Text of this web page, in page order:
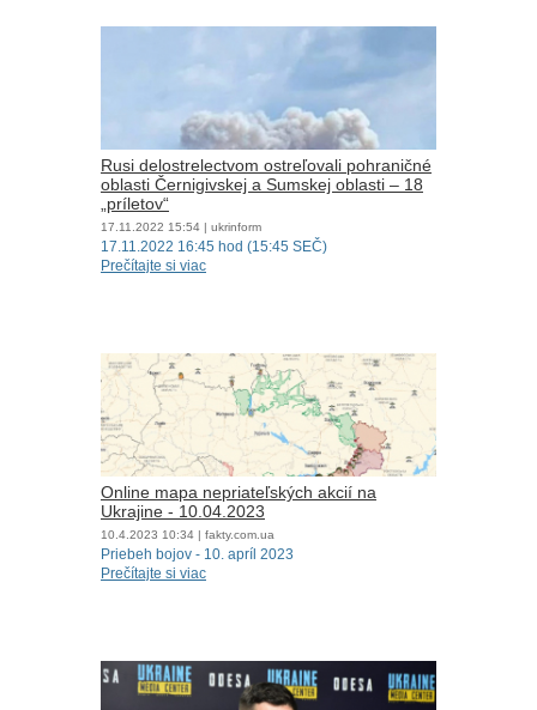
Rusi delostrelectvom ostreľovali pohraničné
oblasti Černigivskej a Sumskej oblasti – 18
„príletov“
17.11.2022 15:54 | ukrinform
17.11.2022 16:45 hod (15:45 SEČ)
Prečítajte si viac
Online mapa nepriateľských akcií na
Ukrajine - 10.04.2023
10.4.2023 10:34 | fakty.com.ua
Priebeh bojov - 10. apríl 2023
Prečítajte si viac